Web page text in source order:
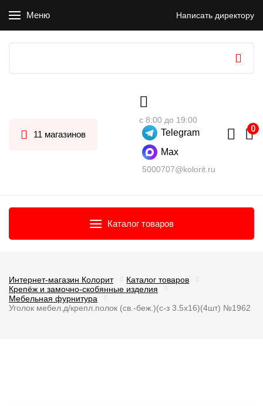
Меню Написать директору
11 магазинов
с 8:00 до 19:00
Telegram
Max
5000707@kolorit.ru
Каталог товаров
Интернет-магазин Колорит
Каталог товаров
Крепёж и замочно-скобянные изделия
Мебельная фурнитура
Уголок мебел.д/крепл.полок (св.-беж.)(с-з 3.5х16)(4шт) №1962